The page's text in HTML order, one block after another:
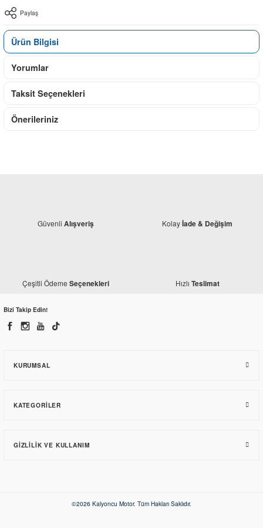
Paylaş
Ürün Bilgisi
Yorumlar
Taksit Seçenekleri
Önerileriniz
Güvenli Alışveriş Kolayİade & Değişim
Çeşitli Ödeme Seçenekleri Hızlı Teslimat
Bizi Takip Edin!
KURUMSAL
KATEGORILER
GIZLILIK VE KULLANIM
©2026 Kalyoncu Motor. Tüm Hakları Saklıdır.